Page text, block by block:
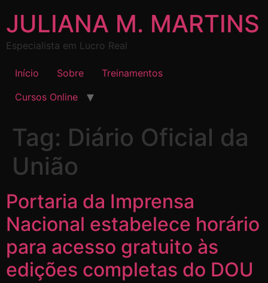
JULIANA M. MARTINS
Especialista em Lucro Real
Início Sobre
Treinamentos
Cursos Online
Tag: Diário Oficial da
União
Portaria da Imprensa
Nacional estabelece horário
para acesso gratuito às
edições completas do DOU